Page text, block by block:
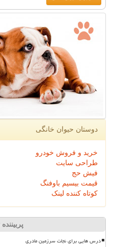
دوستان حیوان خانگی
خرید و فروش خودرو
طراحی سایت
فیش حج
قیمت بیسیم باوفنگ
کوتاه کننده لینک
درس هایی برای نجات سرزمین مادری